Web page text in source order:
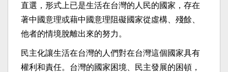
直選，形式上已是生活在台灣的人民的國家，存在
著中國意理或藉中國意理阻礙國家從虛構、殘餘、
他者的情境脫離出來的努力。
民主化讓生活在台灣的人們對在台灣這個國家具有
權利和責任。台灣的國家困境、民主發展的困頓，